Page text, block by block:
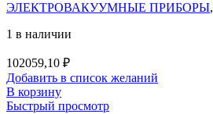
ЭЛЕКТРОВАКУУМНЫЕ ПРИБОРЫ,
1 в наличии
102059,10 ₽
Добавить в список желаний
В корзину
Быстрый просмотр